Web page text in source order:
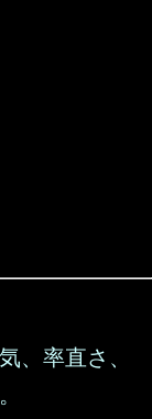
、率直さ、